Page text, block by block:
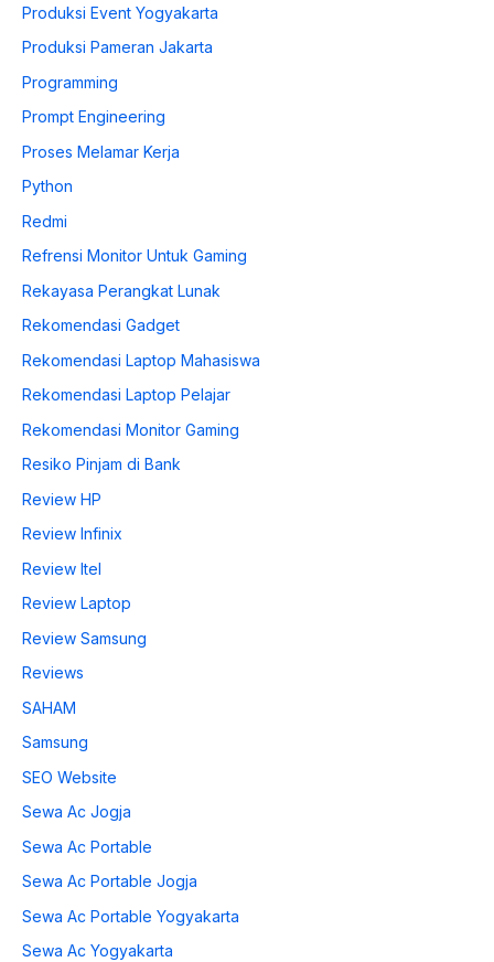
Produksi Event Yogyakarta
Produksi Pameran Jakarta
Programming
Prompt Engineering
Proses Melamar Kerja
Python
Redmi
Refrensi Monitor Untuk Gaming
Rekayasa Perangkat Lunak
Rekomendasi Gadget
Rekomendasi Laptop Mahasiswa
Rekomendasi Laptop Pelajar
Rekomendasi Monitor Gaming
Resiko Pinjam di Bank
Review HP
Review Infinix
Review Itel
Review Laptop
Review Samsung
Reviews
SAHAM
Samsung
SEO Website
Sewa Ac Jogja
Sewa Ac Portable
Sewa Ac Portable Jogja
Sewa Ac Portable Yogyakarta
Sewa Ac Yogyakarta